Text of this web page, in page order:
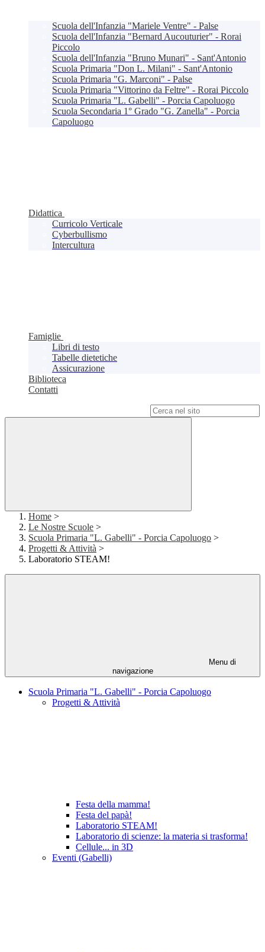
Scuola dell'Infanzia "Mariele Ventre" - Palse
Scuola dell'Infanzia "Bernard Aucouturier" - Rorai
Piccolo
Scuola dell'Infanzia "Bruno Munari" - Sant'Antonio
Scuola Primaria "Don L. Milani" - Sant'Antonio
Scuola Primaria "G. Marconi" - Palse
Scuola Primaria "Vittorino da Feltre" - Rorai Piccolo
Scuola Primaria "L. Gabelli" - Porcia Capoluogo
Scuola Secondaria 1° Grado "G. Zanella" - Porcia
Capoluogo
Didattica
Curricolo Verticale
Cyberbullismo
Intercultura
Famiglie
Libri di testo
Tabelle dietetiche
Assicurazione
Biblioteca
Contatti
Home >
Le Nostre Scuole >
Scuola Primaria "L. Gabelli" - Porcia Capoluogo >
Progetti & Attività >
Laboratorio STEAM!
Menu di
navigazione
Scuola Primaria "L. Gabelli" - Porcia Capoluogo
Progetti & Attività
Festa della mamma!
Festa del papà!
Laboratorio STEAM!
Laboratorio di scienze: la materia si trasforma!
Cellule... in 3D
Eventi (Gabelli)